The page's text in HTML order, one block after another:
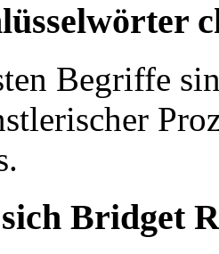
Begriffe
Bridget